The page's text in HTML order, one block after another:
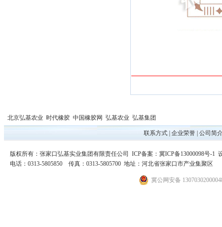
北京弘基农业 时代橡胶 中国橡胶网 弘基农业 弘基集团
联系方式| 企业荣誉| 公司简
版权所有：张家口弘基实业集团有限责任公司 ICP备案： 冀ICP备13000098号-1
电话：0313-5805850 传真：0313-5805700 地址：河北省张家口市产业集聚区
冀公网安备